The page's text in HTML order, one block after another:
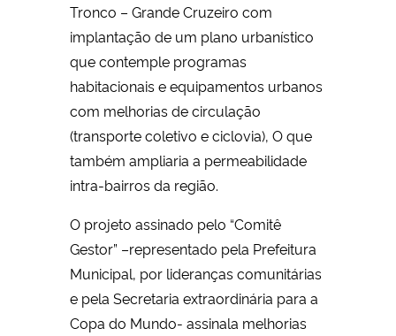
Tronco – Grande Cruzeiro com
implantação de um plano urbanístico
que contemple programas
habitacionais e equipamentos urbanos
com melhorias de circulação
(transporte coletivo e ciclovia), O que
também ampliaria a permeabilidade
intra-bairros da região.
O projeto assinado pelo “Comitê
Gestor” –representado pela Prefeitura
Municipal, por lideranças comunitárias
e pela Secretaria extraordinária para a
Copa do Mundo- assinala melhorias